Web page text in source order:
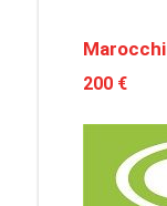
Marocchi
200 €